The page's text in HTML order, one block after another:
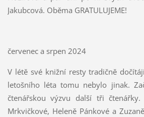
Jakubcová. Oběma GRATULUJEME!
červenec a srpen 2024
V létě své knižní resty tradičně
letošního léta tomu nebylo jinak.
čtenářskou výzvu další tři čtenářky.
Mrkvičkové, Heleně Pánkové a